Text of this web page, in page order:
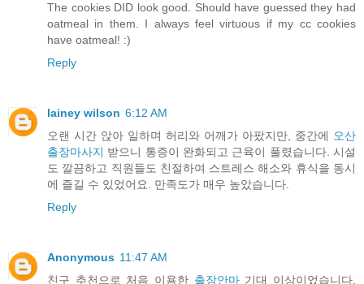
The cookies DID look good. Should have guessed they had
oatmeal in them. I always feel virtuous if my cc cookies
have oatmeal! :)
Reply
lainey wilson 6:12 AM
오랜 시간 앉아 일하며 허리와 어깨가 아팠지만, 중간에 오산
출장마사지 받으니 통증이 완화되고 근육이 풀렸습니다. 시설
도 깔끔하고 직원들도 친절하여 스트레스 해소와 휴식을 동시
에 즐길 수 있었어요. 만족도가 매우 높았습니다.
Reply
Anonymous 11:47 AM
친구 추천으로 처음 이용한 출장안마기대 이상이었습니다.